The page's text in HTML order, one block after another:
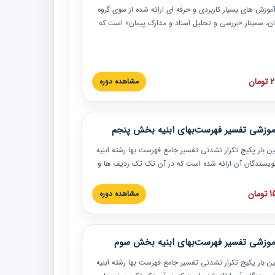
های بسیار کاربردی و حرفه‏ ای ارائه شده از سوی گروه
سمینار «بررسی و تحلیل اسناد و مدارک پیمان» است که
این خصوص ارائه شده است.
مشاهده دوره
تفسیر فهرست‌بهای ابنیه بخش پنجم
بار پکیج تکرار نشدنی تفسیر جامع فهرست بها رشته ابنیه
نویسندگان آن ارائه شده است که در آن تک تک ردیف ها و
و به همراه تصاویر عملیات اجرایی مرتبط با ردیف های
بها ارائه شده است. این دوره با کلام مهندس
مدیر پروژه مهندسی مشاور در امر بازنگری فهرست
حال فعالیت هستند حتما توصیه می کنیم از مطالب این
نمایند.
مشاهده دوره
تفسیر فهرست‌بهای ابنیه بخش سوم
بار پکیج تکرار نشدنی تفسیر جامع فهرست بها رشته ابنیه